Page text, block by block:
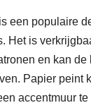
een populaire
Het is
en kan
Papier peint
accentmuur